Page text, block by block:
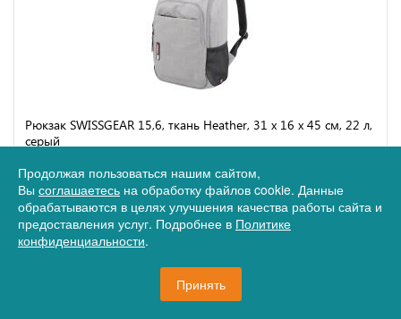
Рюкзак SWISSGEAR 15,6, ткань Heather, 31 x 16 x 45 см, 22 л,
серый
Артикул 12-73238
4 540 руб.
Продолжая пользоваться нашим сайтом,
Вы соглашаетесь на обработку файлов cookie. Данные
обрабатываются в целях улучшения качества работы сайта и
предоставления услуг. Подробнее в Политике
конфиденциальности.
Принять